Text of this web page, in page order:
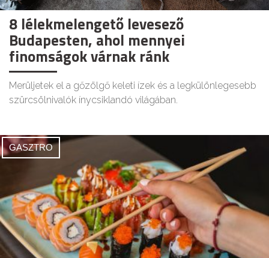
8 lélekmelengető levesező
Budapesten, ahol mennyei
finomságok várnak ránk
Merüljetek el a gőzölgő keleti ízek és a legkülönlegesebb
szürcsölnivalók ínycsiklandó világában.
GASZTRO